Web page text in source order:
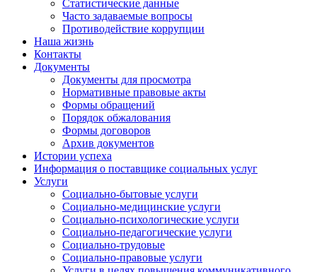
Статистические данные
Часто задаваемые вопросы
Противодействие коррупции
Наша жизнь
Контакты
Документы
Документы для просмотра
Нормативные правовые акты
Формы обращений
Порядок обжалования
Формы договоров
Архив документов
Истории успеха
Информация о поставщике социальных услуг
Услуги
Социально-бытовые услуги
Социально-медицинские услуги
Социально-психологические услуги
Социально-педагогические услуги
Социально-трудовые
Социально-правовые услуги